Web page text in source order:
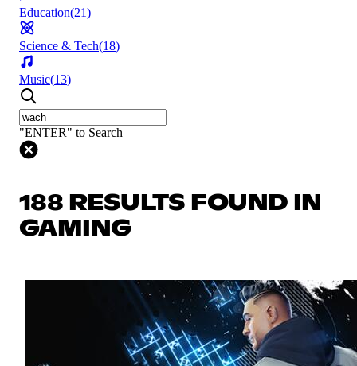
Education(21)
Science & Tech(18)
Music(13)
"ENTER" to Search
188 RESULTS FOUND IN
GAMING